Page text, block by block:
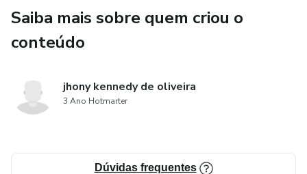
Saiba mais sobre quem criou o
conteúdo
jhony kennedy de oliveira
3 Ano Hotmarter
Dúvidas frequentes